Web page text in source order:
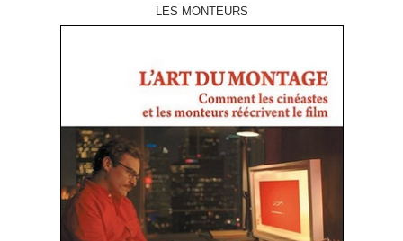
LES MONTEURS